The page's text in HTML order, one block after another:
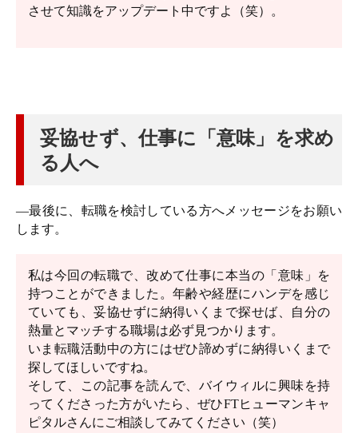
させて知識をアップデート中ですよ（笑）。
妥協せず、仕事に「意味」を求め
る人へ
―最後に、転職を検討している方へメッセージをお願い
します。
私は今回の転職で、改めて仕事に本当の「意味」を
持つことができました。年齢や経歴にハンデを感じ
ていても、妥協せずに納得いくまで探せば、自分の
熱量とマッチする職場は必ず見つかります。
いま転職活動中の方にはぜひ諦めずに納得いくまで
探してほしいですね。
そして、この記事を読んで、バイウィルに興味を持
ってくださった方がいたら、ぜひFTヒューマンキャ
ピタルさんにご相談してみてください（笑）